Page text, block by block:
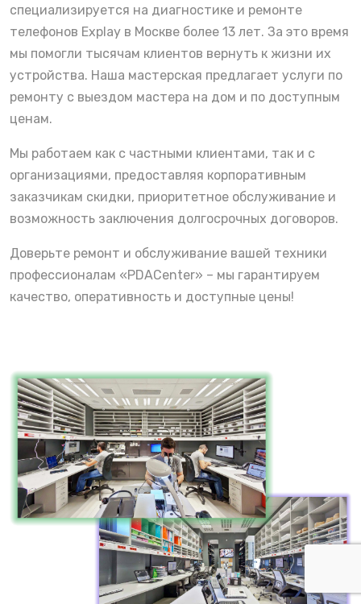
специализируется на диагностике и ремонте
телефонов Explay в Москве более 13 лет. За это время
мы помогли тысячам клиентов вернуть к жизни их
устройства. Наша мастерская предлагает услуги по
ремонту с выездом мастера на дом и по доступным
ценам.
Мы работаем как с частными клиентами, так и с
организациями, предоставляя корпоративным
заказчикам скидки, приоритетное обслуживание и
возможность заключения долгосрочных договоров.
Доверьте ремонт и обслуживание вашей техники
профессионалам «PDACenter» – мы гарантируем
качество, оперативность и доступные цены!